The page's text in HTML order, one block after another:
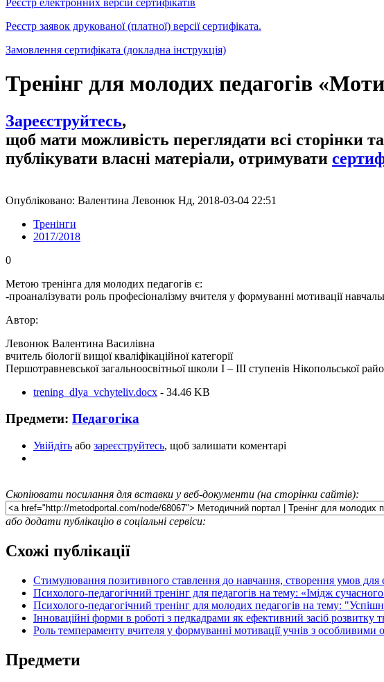
Реєстр заявок друкованої (платної) версії сертифіката.
Замовлення сертифіката (докладна інструкція)
Тренінг для молодих педагогів
Зареєструйтесь,
щоб мати можливість переглядати всі сторінки
публікувати власні матеріали, отримувати
Опубліковано: Валентина Левонюк Нд, 2018-03-04 22:51
Тренінги
2017/2018
0
Метою тренінга для молодих педагогів є:
-проаналізувати роль професіоналізму вчителя у формуванні мотивації
Автор:
Левонюк Валентина Василівна
вчитель біології вищої кваліфікаційної категорії
Першотравневської загальноосвітньої школи І – ІІІ ступенів Нікопольської
trening_dlya_vchyteliv.docx - 34.46 KB
Предмети: Педагогіка
Увійдіть або зареєструйтесь, щоб залишати коментарі
Скопіювати посилання для вставки у веб-документи (на сторінки сайтів):
або додати публікацію в соціальні сервіси:
Схожі публікації
Стимулювання позитивного ставлення до навчання, створення умов для
Психолого-педагогічний тренінг для педагогів на тему: «Імідж
Психолого-педагогічний тренінг для молодих педагогів на тему:
Інноваційні форми в роботі з педкадрами як ефективний засіб розвитку
Роль темпераменту вчителя у формуванні мотивації учнів з особливими
Предмети